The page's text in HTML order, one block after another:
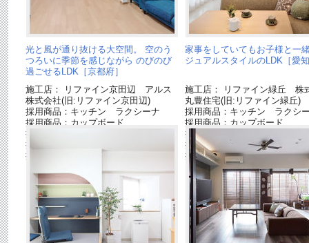
光と風が通り抜ける大空間。 空のう
つろいに季節を感じながら のびのび
過ごせるLDK［京都府］
施工店： リファイン京田辺 アルス
株式会社(旧:リファイン京田辺)
採用商品：キッチン ラクシーナ
採用商品：カップボード
採用商品：壁面収納 キュビオス
採用商品：シンクロ調色LED照明
採用商品：スピーカー搭載シーリング
家事をしていてもお子様と一
ジュアルスタイルのLDK［愛
施工店： リファイン緑丘 株
丸豊住宅(旧:リファイン緑丘)
採用商品：キッチン ラクシ
採用商品：カップボード
採用商品：収納用建具 ベリ
採用商品：照明器具
採用商品：洗面ドレッシング
イン